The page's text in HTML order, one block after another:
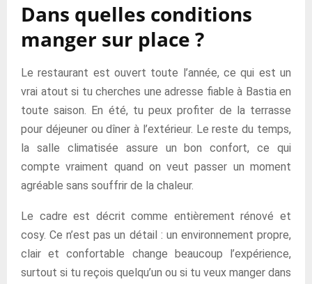
Dans quelles conditions
manger sur place ?
Le restaurant est ouvert toute l’année, ce qui est un
vrai atout si tu cherches une adresse fiable à Bastia en
toute saison. En été, tu peux profiter de la terrasse
pour déjeuner ou dîner à l’extérieur. Le reste du temps,
la salle climatisée assure un bon confort, ce qui
compte vraiment quand on veut passer un moment
agréable sans souffrir de la chaleur.
Le cadre est décrit comme entièrement rénové et
cosy. Ce n’est pas un détail : un environnement propre,
clair et confortable change beaucoup l’expérience,
surtout si tu reçois quelqu’un ou si tu veux manger dans